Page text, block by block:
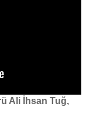
Ali İhsan Tuğ,